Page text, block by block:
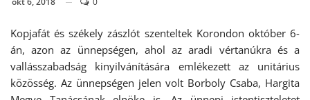
Kopjafát és székely zászlót szenteltek Korondon október 6-
án, azon az ünnepségen, ahol az aradi vértanúkra és a
vallásszabadság kinyilvánítására emlékezett az unitárius
közösség. Az ünnepségen jelen volt Borboly Csaba, Hargita